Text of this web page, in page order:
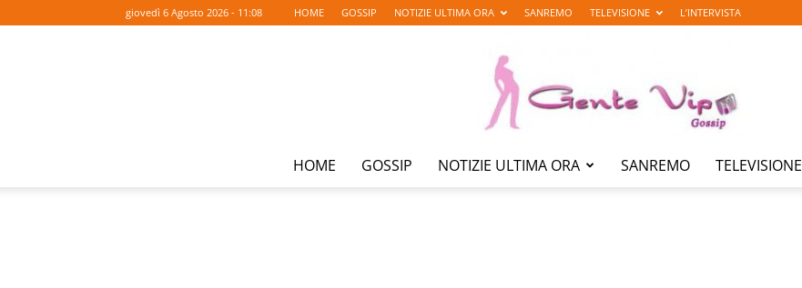
giovedì 6 Agosto 2026 - 11:08 HOME GOSSIP NOTIZIE ULTIMA ORA SANREMO TELEVISIONE L’INTERVISTA
HOME GOSSIP NOTIZIE ULTIMA ORA SANREMO TELEVISIONE